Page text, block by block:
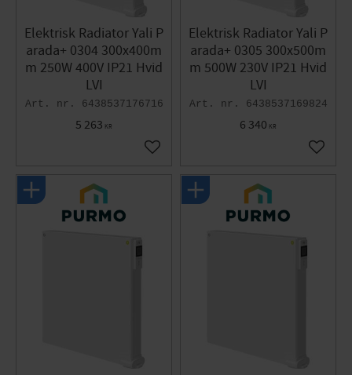
Elektrisk Radiator Yali P
arada+ 0304 300x400m
m 250W 400V IP21 Hvid
LVI
6438537176716
5 263 KR
Gem som favorit
Elektrisk Radiator Yali P
arada+ 0305 300x500m
m 500W 230V IP21 Hvid
LVI
6438537169824
6 340 KR
Gem